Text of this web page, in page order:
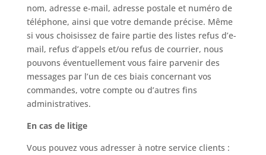
nom, adresse e-mail, adresse postale et numéro de
téléphone, ainsi que votre demande précise. Même
si vous choisissez de faire partie des listes refus d’e-
mail, refus d’appels et/ou refus de courrier, nous
pouvons éventuellement vous faire parvenir des
messages par l’un de ces biais concernant vos
commandes, votre compte ou d’autres fins
administratives.
En cas de litige
Vous pouvez vous adresser à notre service clients :